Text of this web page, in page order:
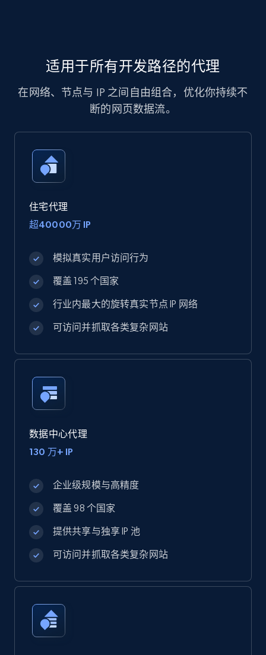
适用于所有开发路径的代理
在网络、节点与 IP 之间自由组合，优化你持续不
断的网页数据流。
住宅代理
超40000万 IP
模拟真实用户访问行为
覆盖 195 个国家
行业内最大的旋转真实节点 IP 网络
可访问并抓取各类复杂网站
数据中心代理
130 万+ IP
企业级规模与高精度
覆盖 98 个国家
提供共享与独享 IP 池
可访问并抓取各类复杂网站